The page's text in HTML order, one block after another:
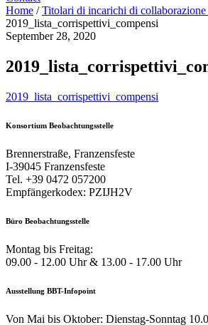
Home /Titolari di incarichi di collaborazione
2019_lista_corrispettivi_compensi
September 28, 2020
2019_lista_corrispettivi_compensi
Konsortium Beobachtungsstelle
Brennerstraße, Franzensfeste
I-39045 Franzensfeste
Tel. +39 0472 057200
Empfängerkodex: PZIJH2V
Büro Beobachtungsstelle
Montag bis Freitag:
09.00 - 12.00 Uhr & 13.00 - 17.00 Uhr
Ausstellung BBT-Infopoint
Von Mai bis Oktober: Dienstag-Sonntag